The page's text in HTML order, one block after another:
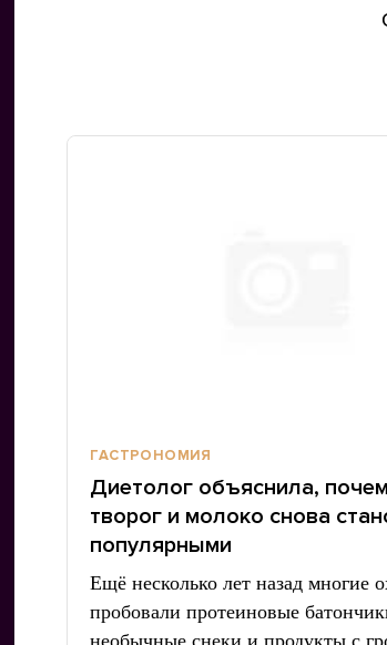
ГАСТРОНОМИЯ
Диетолог объяснила,
творог и молоко снова
популярными
Ещё несколько лет назад многие
пробовали протеиновые
необычные снеки и продукты с